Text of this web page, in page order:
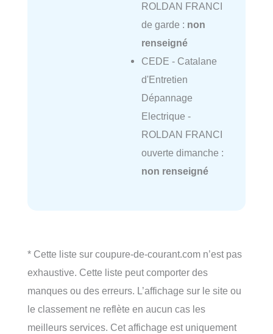
ROLDAN FRANCI
de garde : non
renseigné
CEDE - Catalane
d'Entretien
Dépannage
Electrique -
ROLDAN FRANCI
ouverte dimanche :
non renseigné
* Cette liste sur coupure-de-courant.com n’est pas
exhaustive. Cette liste peut comporter des
manques ou des erreurs. L’affichage sur le site ou
le classement ne reflète en aucun cas les
meilleurs services. Cet affichage est uniquement